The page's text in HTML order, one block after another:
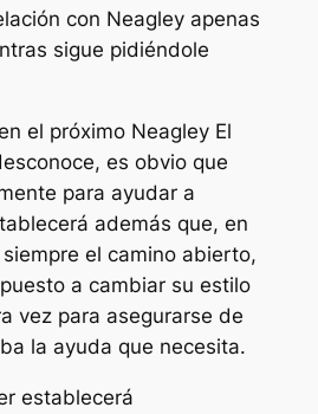
con Neagley apenas
sigue pidiéndole
el próximo NeagleyEl
es obvio que
para ayudar a
además que, en
el camino abierto,
a cambiar su estilo
vez para asegurarse de
la ayuda que necesita.
establecerá